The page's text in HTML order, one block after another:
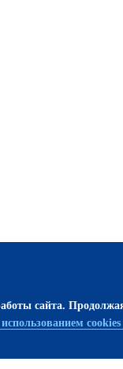
сайта.
использованием cookies